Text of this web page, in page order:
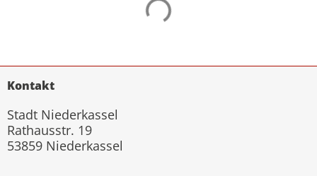
Kontakt
Stadt Niederkassel
Rathausstr. 19
53859 Niederkassel